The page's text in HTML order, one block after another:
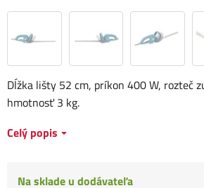
Dĺžka lišty 52 cm, príkon 400 W, rozteč
hmotnosť 3 kg.
Celý popis
Na sklade u dodávateľa